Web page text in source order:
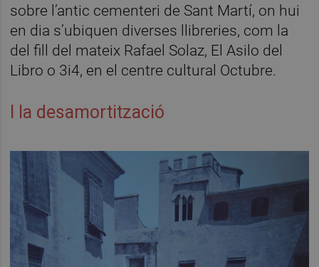
sobre l’antic cementeri de Sant Martí, on hui
en dia s’ubiquen diverses llibreries, com la
del fill del mateix Rafael Solaz, El Asilo del
Libro o 3i4, en el centre cultural Octubre.
I la desamortització